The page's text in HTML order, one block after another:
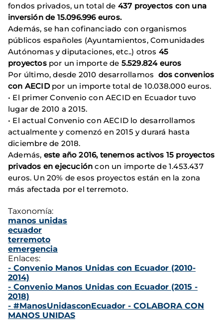
fondos privados, un total de 437 proyectos con una
inversión de 15.096.996 euros.
Además, se han cofinanciado con organismos
públicos españoles (Ayuntamientos, Comunidades
Autónomas y diputaciones, etc..) otros 45
proyectospor un importe de 5.529.824 euros
Por último, desde 2010 desarrollamos dos convenios
con AECIDpor un importe total de 10.038.000 euros.
• El primer Convenio con AECID en Ecuador tuvo
lugar de 2010 a 2015.
• El actual Convenio con AECID lo desarrollamos
actualmente y comenzó en 2015 y durará hasta
diciembre de 2018.
Además, este año 2016, tenemos activos 15 proyectos
privados en ejecución con un importe de 1.453.437
euros. Un 20% de esos proyectos están en la zona
más afectada por el terremoto.
Taxonomía:
manos unidas
ecuador
terremoto
emergencia
Enlaces:
- Convenio Manos Unidas con Ecuador (2010-
2014)
- Convenio Manos Unidas con Ecuador (2015 -
2018)
- #ManosUnidasconEcuador - COLABORA CON
MANOS UNIDAS